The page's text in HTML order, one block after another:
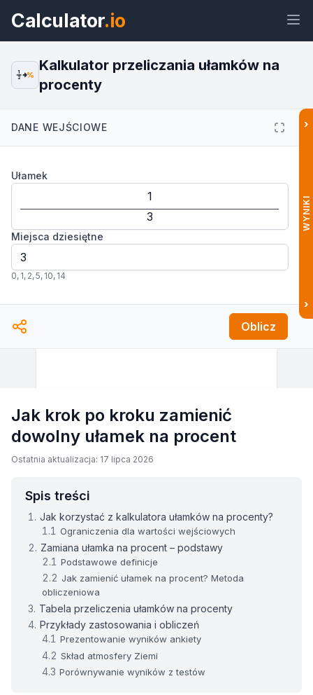
Calculator.io
1
2
%
Kalkulator przeliczania ułamków na
procenty
DANE WEJŚCIOWE
Ułamek
Miejsca dziesiętne
0, 1, 2,5, 10, 14
Oblicz
›
WYNIKI
›
Jak krok po kroku zamienić
dowolny ułamek na procent
Ostatnia aktualizacja: 17 lipca 2026
Spis treści
Jak korzystać z kalkulatora ułamków na procenty?
Ograniczenia dla wartości wejściowych
Zamiana ułamka na procent – podstawy
Podstawowe definicje
Jak zamienić ułamek na procent? Metoda
obliczeniowa
Tabela przeliczenia ułamków na procenty
Przykłady zastosowania i obliczeń
Prezentowanie wyników ankiety
Skład atmosfery Ziemi
Porównywanie wyników z testów